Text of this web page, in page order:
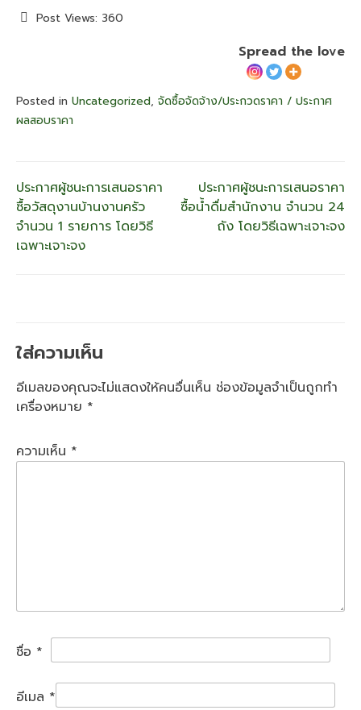
Post Views: 360
Spread the love
Posted in Uncategorized, จัดซื้อจัดจ้าง/ประกวดราคา / ประกาศ
ผลสอบราคา
แนะแนว
เรื่อง
ประกาศผู้ชนะการเสนอราคา
ซื้อวัสดุงานบ้านงานครัว
จำนวน 1 รายการ โดยวิธี
เฉพาะเจาะจง
ประกาศผู้ชนะการเสนอราคา
ซื้อน้ำดื่มสำนักงาน จำนวน 24
ถัง โดยวิธีเฉพาะเจาะจง
ใส่ความเห็น
อีเมลของคุณจะไม่แสดงให้คนอื่นเห็น ช่องข้อมูลจำเป็นถูกทำ
เครื่องหมาย *
ความเห็น *
ชื่อ *
อีเมล *